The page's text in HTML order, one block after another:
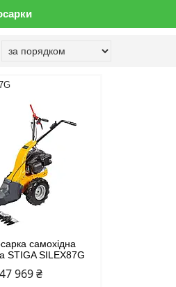
самохідна
STIGA SILEX87G
47 969 ₴